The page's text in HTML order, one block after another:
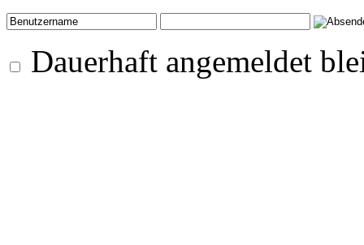
Dauerhaft angemeldet